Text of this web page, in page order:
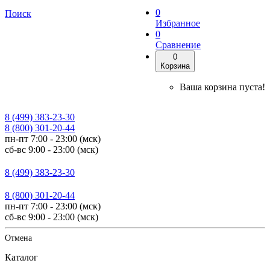
0
Избранное
0
Сравнение
0
Корзина
Ваша корзина пуста!
Поиск
8 (499) 383-23-30
8 (800) 301-20-44
пн-пт 7:00 - 23:00 (мск)
сб-вс 9:00 - 23:00 (мск)
8 (499) 383-23-30
8 (800) 301-20-44
пн-пт 7:00 - 23:00 (мск)
сб-вс 9:00 - 23:00 (мск)
Отмена
Каталог